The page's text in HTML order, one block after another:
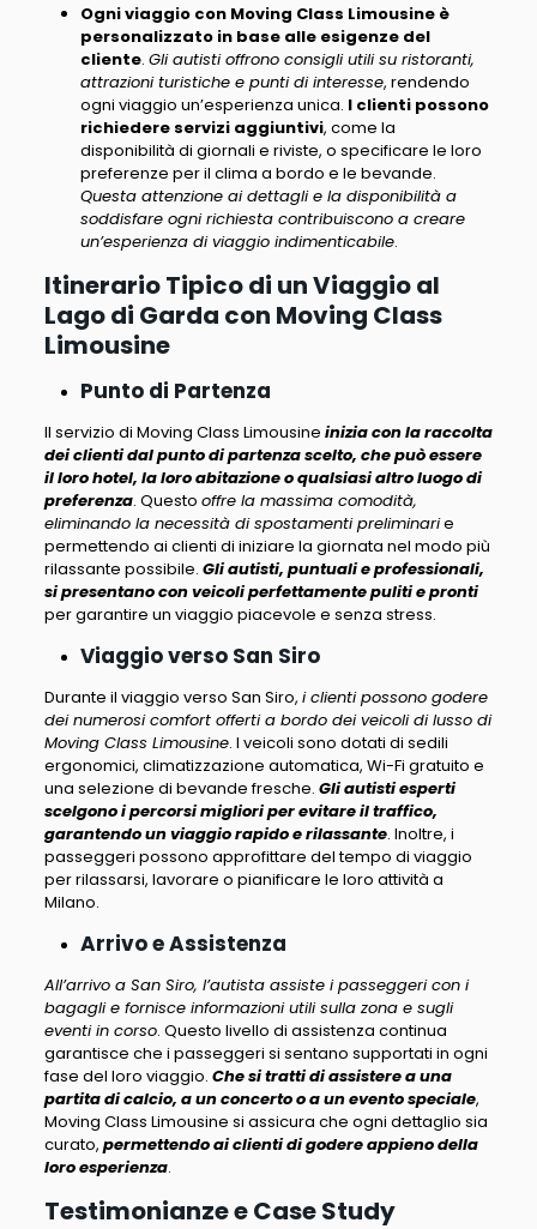
Ogni viaggio con Moving Class Limousine è
personalizzato in base alle esigenze del
cliente. Gli autisti offrono consigli utili su ristoranti,
attrazioni turistiche e punti di interesse, rendendo
ogni viaggio un’esperienza unica. I clienti possono
richiedere servizi aggiuntivi, come la
disponibilità di giornali e riviste, o specificare le loro
preferenze per il clima a bordo e le bevande.
Questa attenzione ai dettagli e la disponibilità a
soddisfare ogni richiesta contribuiscono a creare
un’esperienza di viaggio indimenticabile.
Itinerario Tipico di un Viaggio al
Lago di Garda con Moving Class
Limousine
Punto di Partenza
Il servizio di Moving Class Limousine inizia con la raccolta
dei clienti dal punto di partenza scelto, che può essere
il loro hotel, la loro abitazione o qualsiasi altro luogo di
preferenza. Questo offre la massima comodità,
eliminando la necessità di spostamenti preliminarie
permettendo ai clienti di iniziare la giornata nel modo più
rilassante possibile. Gli autisti, puntuali e professionali,
si presentano con veicoli perfettamente puliti e pronti
per garantire un viaggio piacevole e senza stress.
Viaggio verso San Siro
Durante il viaggio verso San Siro, i clienti possono godere
dei numerosi comfort offerti a bordo dei veicoli di lusso di
Moving Class Limousine. I veicoli sono dotati di sedili
ergonomici, climatizzazione automatica, Wi-Fi gratuito e
una selezione di bevande fresche. Gli autisti esperti
scelgono i percorsi migliori per evitare il traffico,
garantendo un viaggio rapido e rilassante. Inoltre, i
passeggeri possono approfittare del tempo di viaggio
per rilassarsi, lavorare o pianificare le loro attività a
Milano.
Arrivo e Assistenza
All’arrivo a San Siro, l’autista assiste i passeggeri con i
bagagli e fornisce informazioni utili sulla zona e sugli
eventi in corso. Questo livello di assistenza continua
garantisce che i passeggeri si sentano supportati in ogni
fase del loro viaggio. Che si tratti di assistere a una
partita di calcio, a un concerto o a un evento speciale,
Moving Class Limousine si assicura che ogni dettaglio sia
curato, permettendo ai clienti di godere appieno della
loro esperienza.
Testimonianze e Case Study